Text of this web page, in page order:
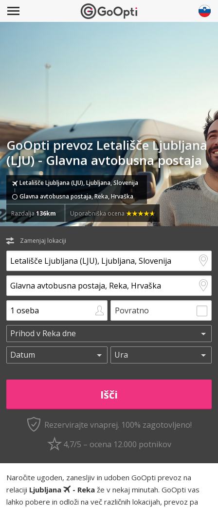
GoOpti prevoz Letališče Ljubljana
(LJU) - Glavna avtobusna postaja
Letališče Ljubljana (LJU), Ljubljana, Slovenija
Glavna avtobusna postaja, Reka, Hrvaška
Razdalja136km Uporabniška ocena
Zamenjaj lokaciji
Povratno
Rezervirajte vnaprej. 100% zagotovljeno!
4,7/5 – ocena 12.000 potnikov
Naročite ugoden, zanesljiv in udoben GoOpti prevoz na
relaciji Ljubljana - Reka že v nekaj minutah. GoOpti vas
lahko pobere in odloži na več različnih lokacijah, prevoz pa